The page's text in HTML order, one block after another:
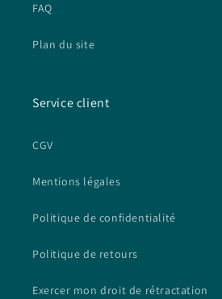
FAQ
Plan du site
Service client
CGV
Mentions légales
Politique de confidentialité
Politique de retours
Exercer mon droit de rétractation